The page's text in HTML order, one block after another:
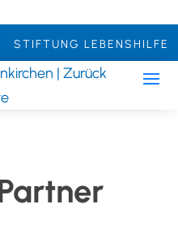
STIFTUNG LEBENSHILFE